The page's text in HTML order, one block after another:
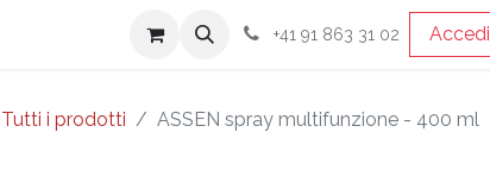
+41 91 863 31 02 Accedi
Tutti i prodotti ASSEN spray multifunzione - 400 ml